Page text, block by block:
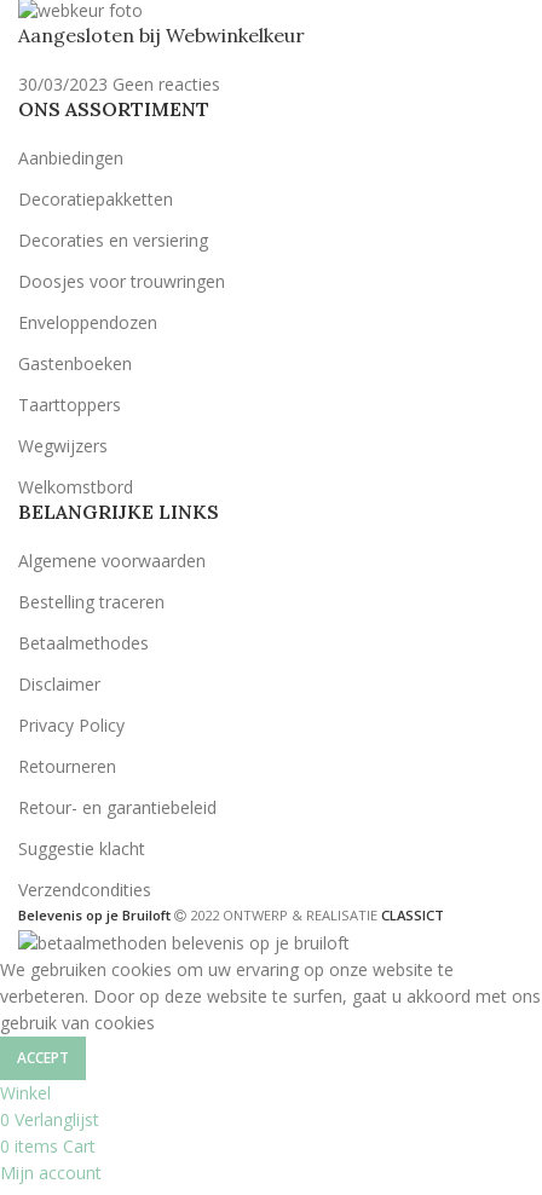
Aangesloten bij Webwinkelkeur
30/03/2023 Geen reacties
ONS ASSORTIMENT
Aanbiedingen
Decoratiepakketten
Decoraties en versiering
Doosjes voor trouwringen
Enveloppendozen
Gastenboeken
Taarttoppers
Wegwijzers
Welkomstbord
BELANGRIJKE LINKS
Algemene voorwaarden
Bestelling traceren
Betaalmethodes
Disclaimer
Privacy Policy
Retourneren
Retour- en garantiebeleid
Suggestie klacht
Verzendcondities
Belevenis op je Bruiloft 2022 ONTWERP & REALISATIE CLASSICT
We gebruiken cookies om uw ervaring op onze website te
verbeteren. Door op deze website te surfen, gaat u akkoord met ons
gebruik van cookies
ACCEPT
Winkel
0 Verlanglijst
0 items Cart
Mijn account